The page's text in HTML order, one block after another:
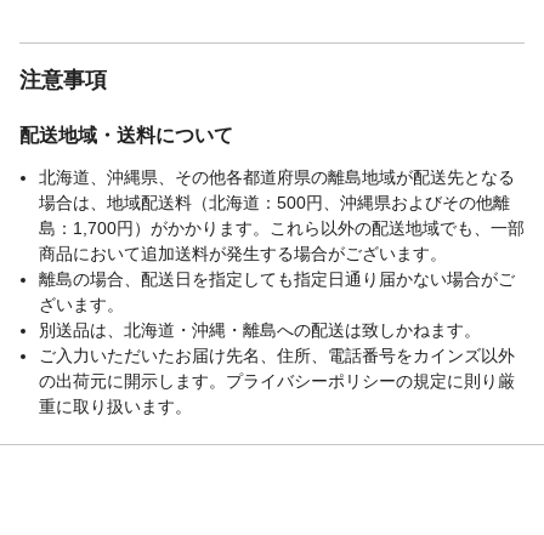
注意事項
配送地域・送料について
北海道、沖縄県、その他各都道府県の離島地域が配送先となる
場合は、地域配送料（北海道：500円、沖縄県およびその他離
島：1,700円）がかかります。これら以外の配送地域でも、一部
商品において追加送料が発生する場合がございます。
離島の場合、配送日を指定しても指定日通り届かない場合がご
ざいます。
別送品は、北海道・沖縄・離島への配送は致しかねます。
ご入力いただいたお届け先名、住所、電話番号をカインズ以外
の出荷元に開示します。プライバシーポリシーの規定に則り厳
重に取り扱います。